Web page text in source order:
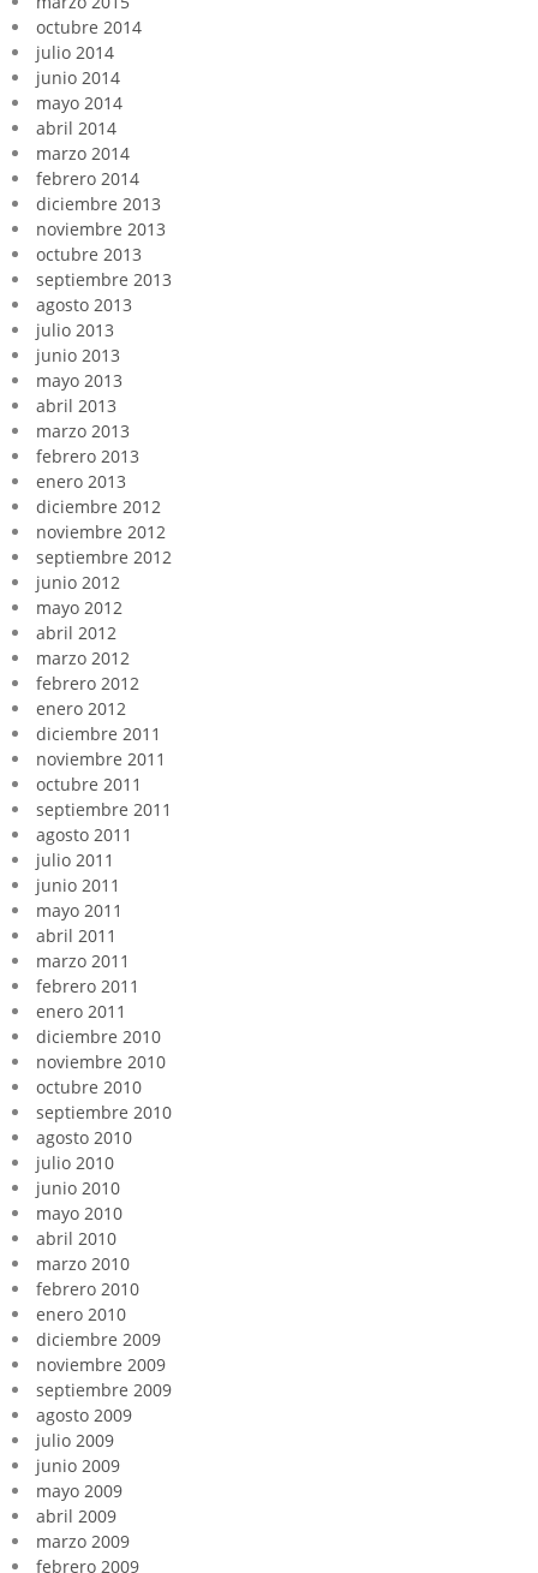
octubre 2014
julio 2014
junio 2014
mayo 2014
abril 2014
marzo 2014
febrero 2014
diciembre 2013
noviembre 2013
octubre 2013
septiembre 2013
agosto 2013
julio 2013
junio 2013
mayo 2013
abril 2013
marzo 2013
febrero 2013
enero 2013
diciembre 2012
noviembre 2012
septiembre 2012
junio 2012
mayo 2012
abril 2012
marzo 2012
febrero 2012
enero 2012
diciembre 2011
noviembre 2011
octubre 2011
septiembre 2011
agosto 2011
julio 2011
junio 2011
mayo 2011
abril 2011
marzo 2011
febrero 2011
enero 2011
diciembre 2010
noviembre 2010
octubre 2010
septiembre 2010
agosto 2010
julio 2010
junio 2010
mayo 2010
abril 2010
marzo 2010
febrero 2010
enero 2010
diciembre 2009
noviembre 2009
septiembre 2009
agosto 2009
julio 2009
junio 2009
mayo 2009
abril 2009
marzo 2009
febrero 2009